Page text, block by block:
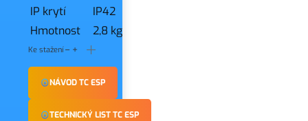
IP krytí
IP42
Hmotnost
2,8 kg
Ke stažení
NÁVOD TC ESP
TECHNICKÝ LIST TC ESP